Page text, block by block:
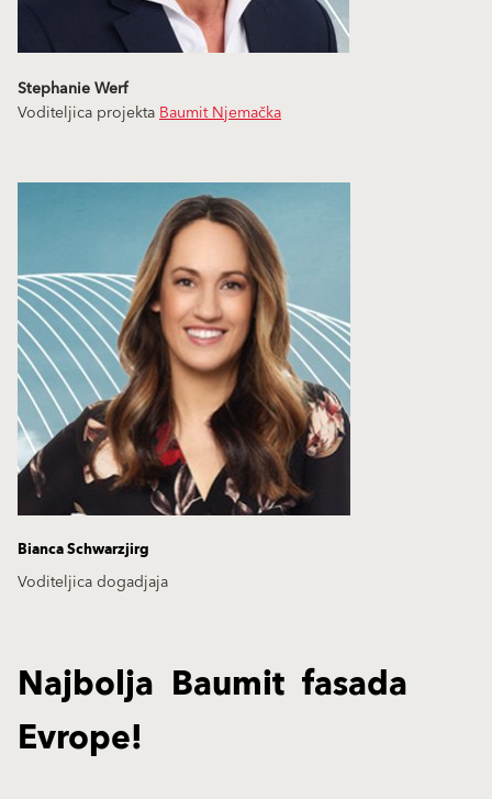
Stephanie Werf
Voditeljica projektaBaumit Njemačka
Bianca Schwarzjirg
Voditeljica dogadjaja
Najbolja Baumit fasada
Evrope!